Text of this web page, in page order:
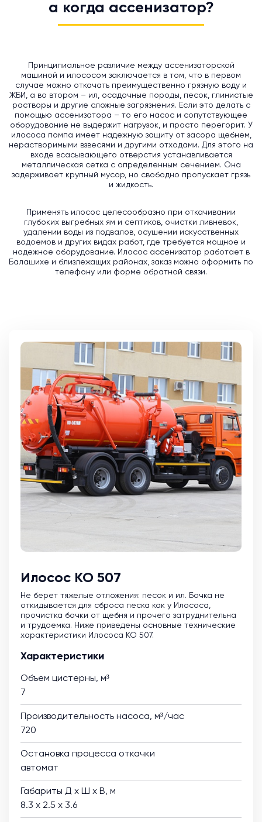
а когда ассенизатор?
Принципиальное различие между ассенизаторской
машиной и илососом заключается в том, что в первом
случае можно откачать преимущественно грязную воду и
ЖБИ, а во втором – ил, осадочные породы, песок, глинистые
растворы и другие сложные загрязнения. Если это делать с
помощью ассенизатора – то его насос и сопутствующее
оборудование не выдержит нагрузок, и просто перегорит. У
илососа помпа имеет надежную защиту от засора щебнем,
нерастворимыми взвесями и другими отходами. Для этого на
входе всасывающего отверстия устанавливается
металлическая сетка с определенным сечением. Она
задерживает крупный мусор, но свободно пропускает грязь
и жидкость.
Применять илосос целесообразно при откачивании
глубоких выгребных ям и септиков, очистки ливневок,
удалении воды из подвалов, осушении искусственных
водоемов и других видах работ, где требуется мощное и
надежное оборудование. Илосос ассенизатор работает в
Балашихе и близлежащих районах, заказ можно оформить по
телефону или форме обратной связи.
Илосос КО 507
Не берет тяжелые отложения: песок и ил. Бочка не
откидывается для сброса песка как у Илососа,
прочистка бочки от щебня и прочего затруднительна
и трудоемка. Ниже приведены основные технические
характеристики Илососа КО 507.
Характеристики
Объем цистерны, м³
7
Производительность насоса, м³/час
720
Остановка процесса откачки
автомат
Габариты Д х Ш х В, м
8.3 х 2.5 х 3.6